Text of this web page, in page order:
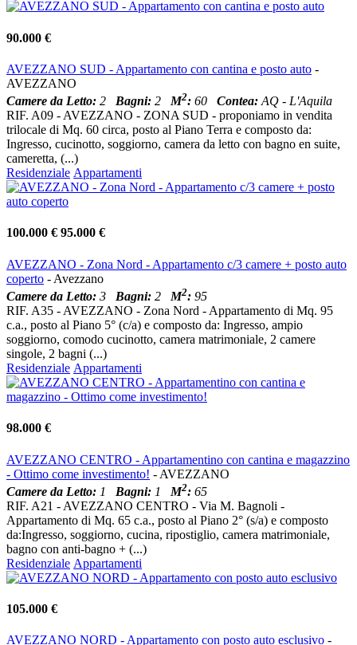
90.000 €
AVEZZANO SUD - Appartamento con cantina e posto auto -
AVEZZANO
Camere da Letto: 2 Bagni: 2 M2: 60 Contea: AQ - L'Aquila
RIF. A09 - AVEZZANO - ZONA SUD - proponiamo in vendita
trilocale di Mq. 60 circa, posto al Piano Terra e composto da:
Ingresso, cucinotto, soggiorno, camera da letto con bagno en suite,
cameretta, (...)
Residenziale Appartamenti
100.000 € 95.000 €
AVEZZANO - Zona Nord - Appartamento c/3 camere + posto auto
coperto - Avezzano
Camere da Letto: 3 Bagni: 2 M2: 95
RIF. A35 - AVEZZANO - Zona Nord - Appartamento di Mq. 95
c.a., posto al Piano 5° (c/a) e composto da: Ingresso, ampio
soggiorno, comodo cucinotto, camera matrimoniale, 2 camere
singole, 2 bagni (...)
Residenziale Appartamenti
98.000 €
AVEZZANO CENTRO - Appartamentino con cantina e magazzino
- Ottimo come investimento! - AVEZZANO
Camere da Letto: 1 Bagni: 1 M2: 65
RIF. A21 - AVEZZANO CENTRO - Via M. Bagnoli -
Appartamento di Mq. 65 c.a., posto al Piano 2° (s/a) e composto
da:Ingresso, soggiorno, cucina, ripostiglio, camera matrimoniale,
bagno con anti-bagno + (...)
Residenziale Appartamenti
105.000 €
AVEZZANO NORD - Appartamento con posto auto esclusivo -